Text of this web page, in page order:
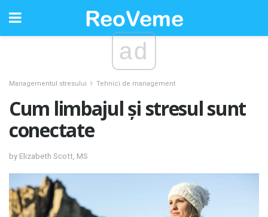
ad
Managementul stresului Tehnici de management
Cum limbajul și stresul sunt
conectate
by Elizabeth Scott, MS